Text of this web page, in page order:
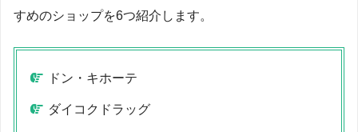
すめのショップを6つ紹介します。
ドン・キホーテ
ダイコクドラッグ